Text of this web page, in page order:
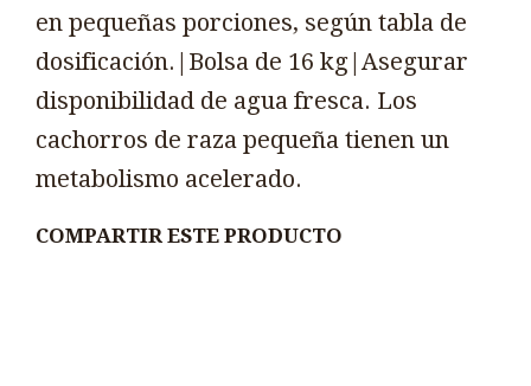
en pequeñas porciones, según tabla de
dosificación.|Bolsa de 16 kg|Asegurar
disponibilidad de agua fresca. Los
cachorros de raza pequeña tienen un
metabolismo acelerado.
COMPARTIR ESTE PRODUCTO